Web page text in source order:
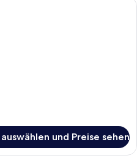
und Preise sehen